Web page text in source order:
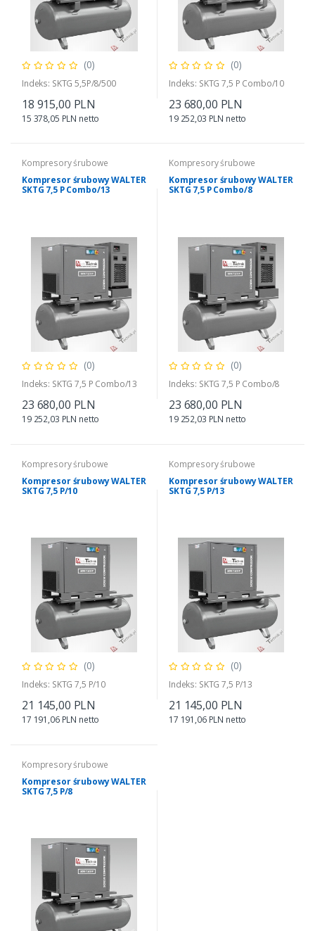
(0)
Indeks: SKTG 5,5P/8/500
18 915,00 PLN
15 378,05 PLN netto
(0)
Indeks: SKTG 7,5 P Combo/10
23 680,00 PLN
19 252,03 PLN netto
Kompresory śrubowe
Kompresor śrubowy WALTER
SKTG 7,5 P Combo/13
(0)
Indeks: SKTG 7,5 P Combo/13
23 680,00 PLN
19 252,03 PLN netto
Kompresory śrubowe
Kompresor śrubowy WALTER
SKTG 7,5 P Combo/8
(0)
Indeks: SKTG 7,5 P Combo/8
23 680,00 PLN
19 252,03 PLN netto
Kompresory śrubowe
Kompresor śrubowy WALTER
SKTG 7,5 P/10
(0)
Indeks: SKTG 7,5 P/10
21 145,00 PLN
17 191,06 PLN netto
Kompresory śrubowe
Kompresor śrubowy WALTER
SKTG 7,5 P/13
(0)
Indeks: SKTG 7,5 P/13
21 145,00 PLN
17 191,06 PLN netto
Kompresory śrubowe
Kompresor śrubowy WALTER
SKTG 7,5 P/8